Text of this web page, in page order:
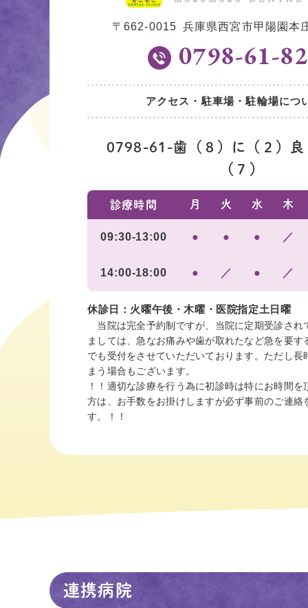
〒662-0015 兵庫県西宮市甲陽園本
0798-61-
アクセス・駐車場・駐輪場に
0798-61-歯（８）に（２）良
（７）
診療時間 月 火 水 木
09:30-13:00 ● ● ● ／
14:00-18:00 ● ／ ● ／
休診日：火曜午後・木曜・医院指定土日曜
当院は完全予約制ですが、当院に定期受診され
ましては、急なお痛みや歯が取れたなど急を要す
でも受付をさせていただいております。ただし長
まう場合もございます。
！！適切な診療を行う為に初診時は特にお時間
方は、お手数をお掛けしますが必ず事前のご連絡
す。！！
連携病院